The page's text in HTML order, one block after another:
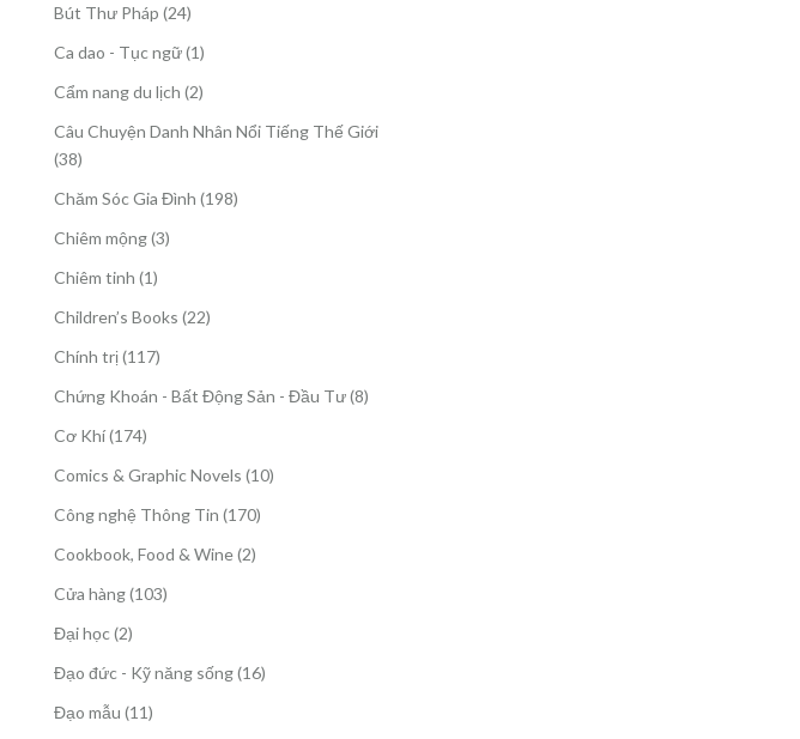
phẩm
Bút Thư Pháp 2424
phẩm
Ca dao - Tục ngữ 11
phẩm
Cẩm nang du lịch 22
Câu Chuyện Danh Nhân Nổi Tiếng Thế Giới
3838
Chăm Sóc Gia Đình 198198
Chiêm mộng 33
Chiêm tinh 11
phẩm
Children’s Books 2222
Chính trị 117117
Chứng Khoán - Bất Động Sản - Đầu Tư 88
Cơ Khí 174174
phẩm
Comics & Graphic Novels 1010
Công nghệ Thông Tin 170170
Cookbook, Food & Wine 22
Cửa hàng 103103
Đại học 22
phẩm
Đạo đức - Kỹ năng sống 1616
Đạo mẫu 1111